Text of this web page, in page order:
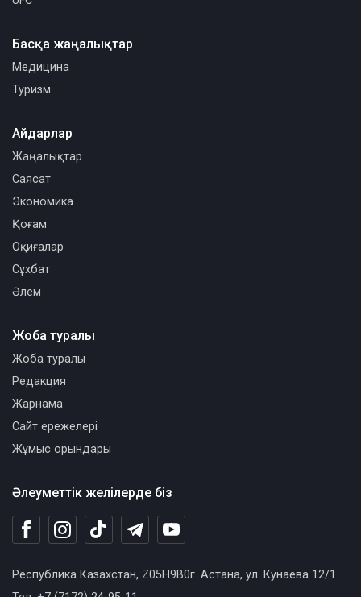
Басқа жаңалықтар
Медицина
Туризм
Әлеуметтік желілерде біз
Республика Казахстан, Z05H9B0г. Астана, ул. Кунаева 12/1
Айдарлар
Жаңалықтар
Саясат
Экономика
Қоғам
Оқиғалар
Сұхбат
Әлем
Жоба туралы
Жоба туралы
Редакция
Жарнама
Сайт ережелері
Жұмыс орындары